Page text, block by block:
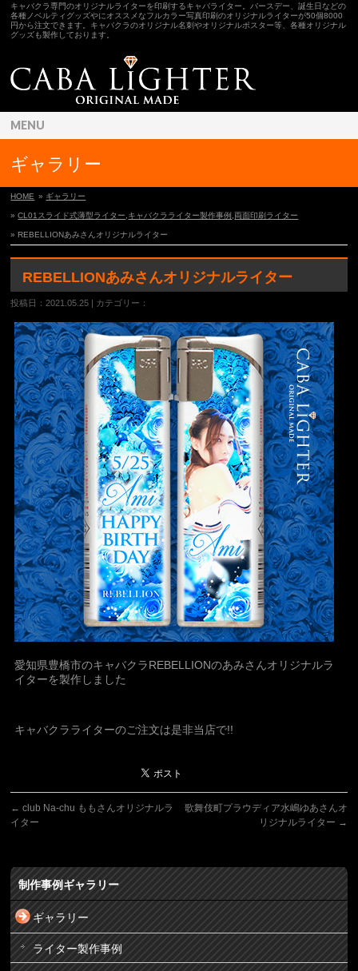
キャバクラ専門のオリジナルライターを印刷するキャバライター。バースデー、誕生日などの
各種ノベルティグッズやにオススメなフルカラー写真印刷のオリジナルライターが50個8000
円から注文できます。キャバクラのオリジナル名刺やオリジナルポスター等、各種オリジナル
グッズも製作しております。
MENU
ギャラリー
HOME » ギャラリー
»CL01スライド式薄型ライター キャバクラライター製作事例 ,両面印刷ライター
» REBELLIONあみさんオリジナルライター
REBELLIONあみさんオリジナルライター
投稿日：2021.05.25 | カテゴリー：
愛知県豊橋市のキャバクラREBELLIONのあみさんオリジナルラ
イターを製作しました
キャバクラライターのご注文は是非当店で!!
← club Na-chu ももさんオリジナルラ
イター
歌舞伎町プラウディア水嶋ゆあさんオ
リジナルライター →
制作事例ギャラリー
ギャラリー
ライター製作事例